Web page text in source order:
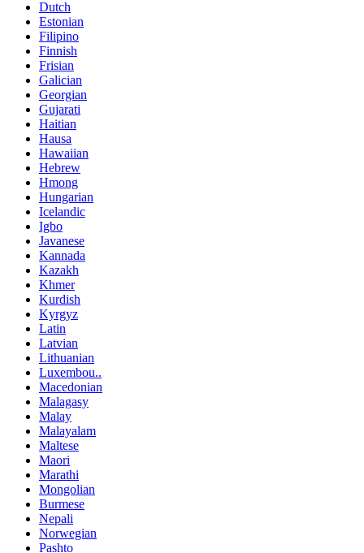
Dutch
Estonian
Filipino
Finnish
Frisian
Galician
Georgian
Gujarati
Haitian
Hausa
Hawaiian
Hebrew
Hmong
Hungarian
Icelandic
Igbo
Javanese
Kannada
Kazakh
Khmer
Kurdish
Kyrgyz
Latin
Latvian
Lithuanian
Luxembou..
Macedonian
Malagasy
Malay
Malayalam
Maltese
Maori
Marathi
Mongolian
Burmese
Nepali
Norwegian
Pashto